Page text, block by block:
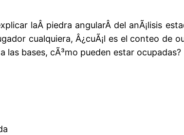
laÂ piedra angularÂ del anÃ¡lisis
cualquiera, Â¿cuÃ¡l es el conteo de
las bases, cÃ³mo pueden estar ocupadas?